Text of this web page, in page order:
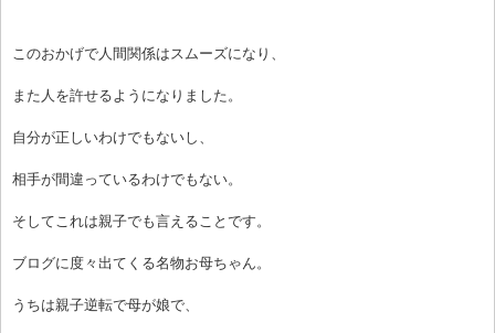
このおかげで人間関係はスムーズになり、
また人を許せるようになりました。
自分が正しいわけでもないし、
相手が間違っているわけでもない。
そしてこれは親子でも言えることです。
ブログに度々出てくる名物お母ちゃん。
うちは親子逆転で母が娘で、